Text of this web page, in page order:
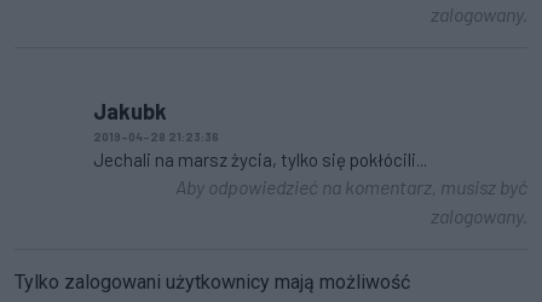
zalogowany.
Jakubk
2019-04-28 21:23:36
Jechali na marsz życia, tylko się pokłócili...
Aby odpowiedzieć na komentarz, musisz być
zalogowany.
Tylko zalogowani użytkownicy mają możliwość